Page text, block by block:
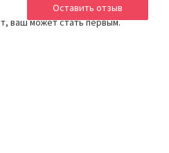
ваш может стать первым.
Оставить отзыв